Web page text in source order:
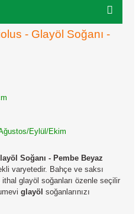
- Glayöl Soğanı -
Eylül/Ekim
Soğanı - Pembe Beyaz
varyetedir. Bahçe ve saksı
glayöl soğanları özenle seçilir
glayöl soğanlarınızı